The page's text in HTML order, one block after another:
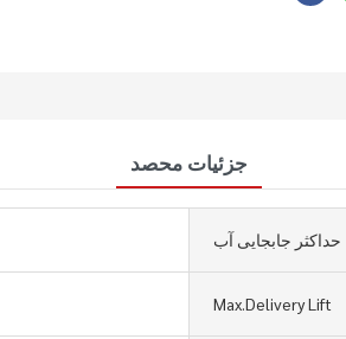
جزئیات محصد
حداکثر جابجایی آب
Max.Delivery Lift